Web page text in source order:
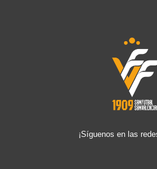
¡Síguenos en las